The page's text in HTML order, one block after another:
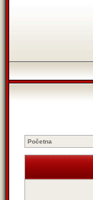
Početna